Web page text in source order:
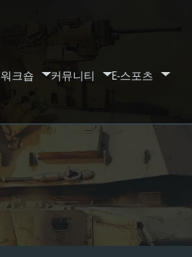
워크숍 커뮤니티 E-스포츠